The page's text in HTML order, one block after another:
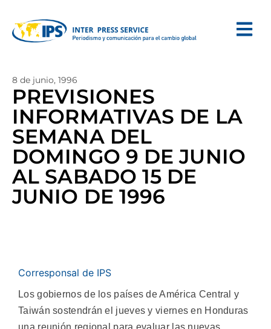
8 de junio, 1996
PREVISIONES
INFORMATIVAS DE LA
SEMANA DEL
DOMINGO 9 DE JUNIO
AL SABADO 15 DE
JUNIO DE 1996
Corresponsal de IPS
Los gobiernos de los países de América Central y
Taiwán sostendrán el jueves y viernes en Honduras
una reunión regional para evaluar las nuevas